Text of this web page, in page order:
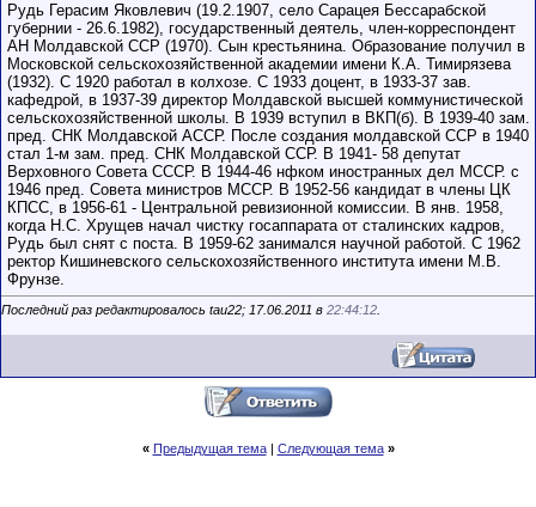
Рудь Герасим Яковлевич (19.2.1907, село Сарацея Бессарабской
губернии - 26.6.1982), государственный деятель, член-корреспондент
АН Молдавской ССР (1970). Сын крестьянина. Образование получил в
Московской сельскохозяйственной академии имени К.А. Тимирязева
(1932). С 1920 работал в колхозе. С 1933 доцент, в 1933-37 зав.
кафедрой, в 1937-39 директор Молдавской высшей коммунистической
сельскохозяйственной школы. В 1939 вступил в ВКП(б). В 1939-40 зам.
пред. СНК Молдавской АССР. После создания молдавской ССР в 1940
стал 1-м зам. пред. СНК Молдавской ССР. В 1941- 58 депутат
Верховного Совета СССР. В 1944-46 нфком иностранных дел МССР. с
1946 пред. Совета министров МССР. В 1952-56 кандидат в члены ЦК
КПСС, в 1956-61 - Центральной ревизионной комиссии. В янв. 1958,
когда Н.С. Хрущев начал чистку госаппарата от сталинских кадров,
Рудь был снят с поста. В 1959-62 занимался научной работой. С 1962
ректор Кишиневского сельскохозяйственного института имени М.В.
Фрунзе.
Последний раз редактировалось tau22; 17.06.2011 в 22:44:12
« Предыдущая тема| Следующая тема »